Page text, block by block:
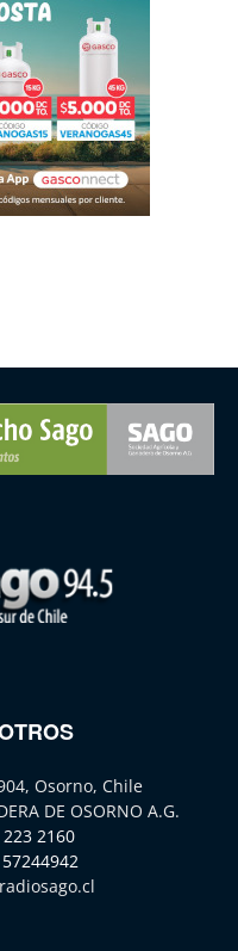
Osorno, Chile
DE OSORNO A.G.
2160